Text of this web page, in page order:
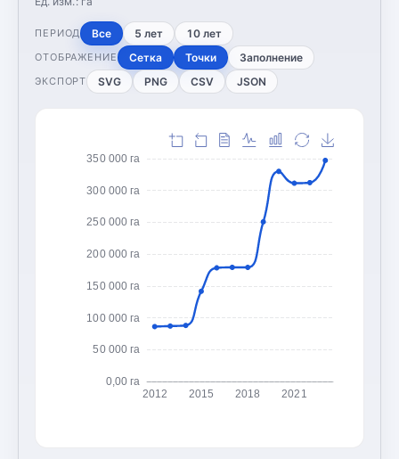
ПЕРИОД Все 5 лет 10 лет
ОТОБРАЖЕНИЕ Сетка Точки Заполнение
ЭКСПОРТ SVG PNG CSV JSON
0,00 га
50 000 га
100 000 га
150 000 га
200 000 га
250 000 га
300 000 га
350 000 га
2012 2015 2018 2021